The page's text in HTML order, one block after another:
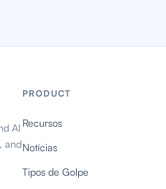
AI
and
PRODUCT
Recursos
Notícias
Tipos de Golpe